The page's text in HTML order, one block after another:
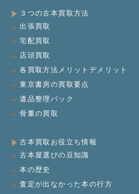
３つの古本買取方法
出張買取
宅配買取
店頭買取
各買取方法メリットデメリット
東京書房の買取要点
遺品整理パック
骨董の買取
古本買取お役立ち情報
古本屋選びの豆知識
本の歴史
査定が出なかった本の行方